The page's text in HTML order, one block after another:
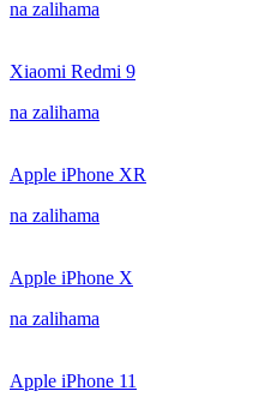
na zalihama
Xiaomi Redmi 9
na zalihama
Apple iPhone XR
na zalihama
Apple iPhone X
na zalihama
Apple iPhone 11